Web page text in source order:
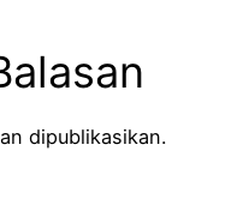
dipublikasikan.